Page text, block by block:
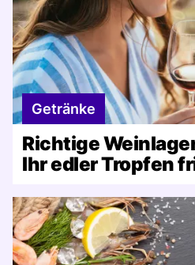
Getränke
Richtige
Ihr edler Tropfen